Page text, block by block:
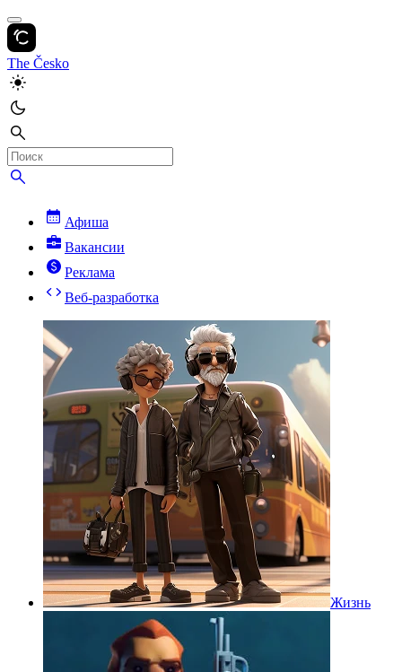
The Česko
Афиша
Вакансии
Реклама
Веб-разработка
Жизнь